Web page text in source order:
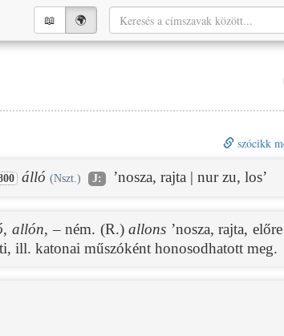
📖︎ 🌍︎
szócikk
álló (Nszt.) J: ’nosza, rajta | nur zu, los’
, allón, – ném. (R.)allons ’nosza, rajta,
ill. katonai műszóként honosodhatott meg.